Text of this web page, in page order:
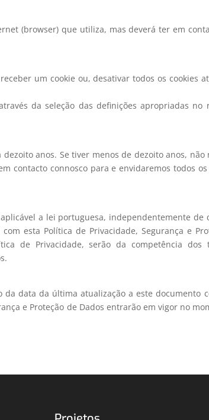
(browser) que utiliza, mas deverá ter em
um cookie ou, desativar todos os cookies
da seleção das definições apropriadas no
anos. Se tiver menos de dezoito anos, não
contacto connosco para e envidaremos todos
a lei portuguesa, independentemente de
esta Política de Privacidade, Segurança e
de Privacidade, serão da competência dos
da data da última atualização a este documento
e Proteção de Dados entrarão em vigor no